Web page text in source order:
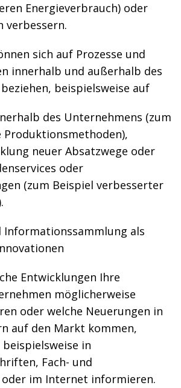
Energieverbrauch) oder
verbessern.
sich auf Prozesse und
innerhalb und außerhalb des
beispielsweise auf
des Unternehmens (zum
Produktionsmethoden),
neuer Absatzwege oder
oder
(zum Beispiel verbesserter
als
Entwicklungen Ihre
möglicherweise
oder welche Neuerungen in
auf den Markt kommen,
beispielsweise in
Fach- und
im Internet informieren.